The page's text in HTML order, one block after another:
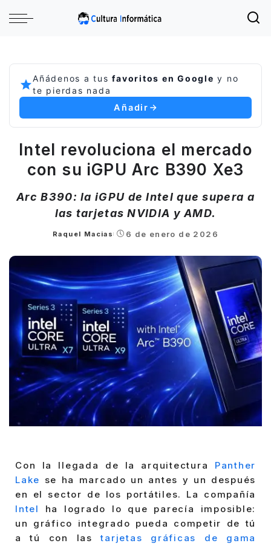
Añádenos a tusfavoritos en Google y no
te pierdas nada
Añadir
Intel revoluciona el mercado
con su iGPU Arc B390 Xe3
Arc B390: la iGPU de Intel que supera a
las tarjetas NVIDIA y AMD.
Posted
Raquel Macias 6 de enero de 2026
Con la llegada de la arquitectura Panther
Lake se ha marcado un antes y un después
en el sector de los portátiles. La compañía
Intel
ha logrado lo que parecía imposible:
un gráfico integrado pueda competir de tú
a tú con lastarjetas gráficas de gama